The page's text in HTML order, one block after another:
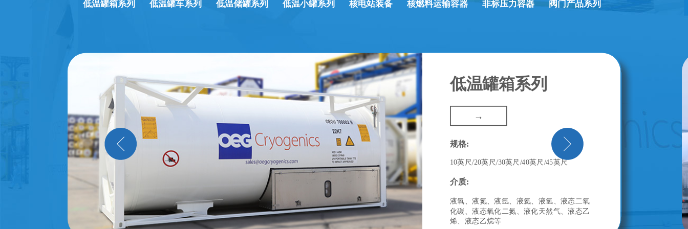
低温罐箱系列 低温罐车系列 低温储罐系列 低温小罐系列 核电站装备 核燃料运输容器 非标压力容器 阀门产品系列
低温罐箱系列
→
规格:
10英尺/20英尺/30英尺/40英尺/45英尺
介质:
液氧、液氮、液氩、液氦、液氢、液态二氧
化碳、液态氧化二氮、液化天然气、液态乙
烯、液态乙烷等